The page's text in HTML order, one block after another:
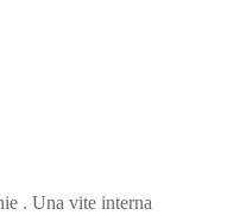
. Una vite interna